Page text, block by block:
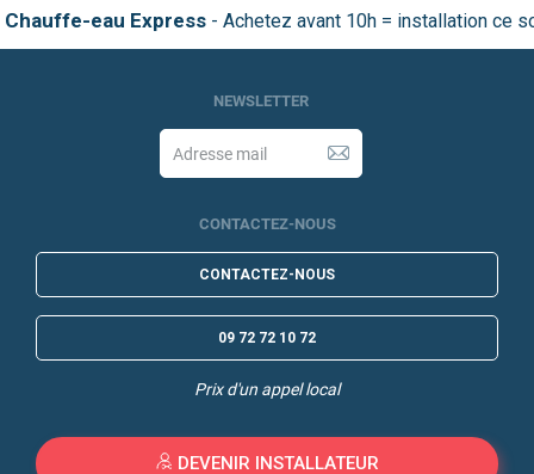
Chauffe-eau Express
NEWSLETTER
CONTACTEZ-NOUS
CONTACTEZ-NOUS
09 72 72 10 72
Prix d'un appel local
DEVENIR INSTALLATEUR